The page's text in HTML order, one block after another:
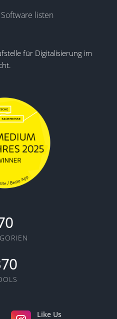
Software listen
für Digitalisierung im
Like Us